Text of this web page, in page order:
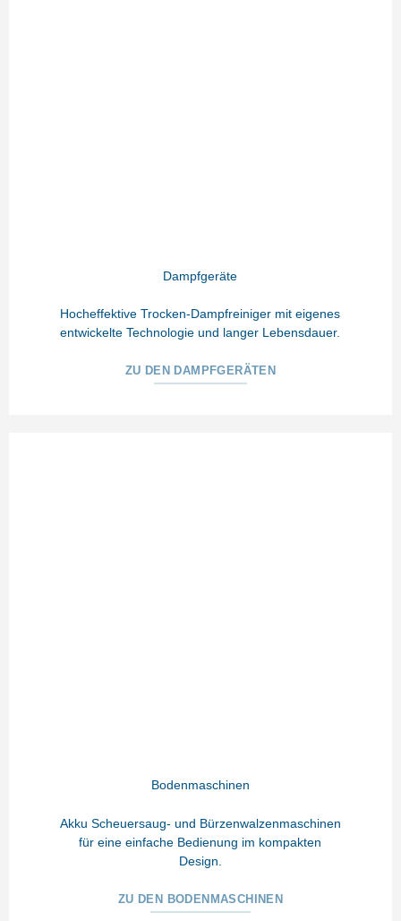
Dampfgeräte
Hocheffektive Trocken-Dampfreiniger mit eigenes
entwickelte Technologie und langer Lebensdauer.
ZU DEN DAMPFGERÄTEN
Bodenmaschinen
Akku Scheuersaug- und Bürzenwalzenmaschinen
für eine einfache Bedienung im kompakten
Design.
ZU DEN BODENMASCHINEN